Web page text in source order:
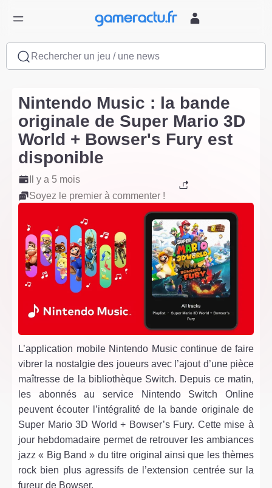
Rechercher un jeu / une news
Nintendo Music : la bande
originale de Super Mario 3D
World + Bowser's Fury est
disponible
Il y a 5 mois
Soyez le premier à commenter !
L’application mobile Nintendo Music continue de faire
vibrer la nostalgie des joueurs avec l’ajout d’une pièce
maîtresse de la bibliothèque Switch. Depuis ce matin,
les abonnés au service Nintendo Switch Online
peuvent écouter l’intégralité de la bande originale de
Super Mario 3D World + Bowser’s Fury. Cette mise à
jour hebdomadaire permet de retrouver les ambiances
jazz « Big Band » du titre original ainsi que les thèmes
rock bien plus agressifs de l’extension centrée sur la
fureur de Bowser.